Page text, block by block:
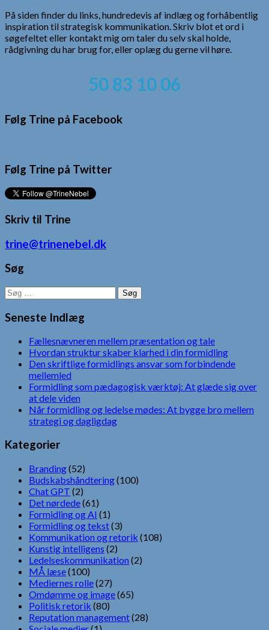
På siden finder du links, hundredevis af indlæg og forhåbentlig
inspiration til strategisk kommunikation. Skriv blot et ord i
søgefeltet eller kontakt mig om taler du selv skal holde,
rådgivning du har brug for, eller oplæg du gerne vil høre.
50 83 10 06
Følg Trine på Facebook
Følg Trine på Twitter
Skriv til Trine
trine@trinenebel.dk
Søg
Søg
efter:
Seneste Indlæg
Fællesnævneren mellem præsentation og tale
Hvordan struktur skaber klarhed i din formidling
Den skriftlige formidlings ansvar som forbindende
mellemled
Formidling som pædagogisk værktøj: At glæde sig over
at dele viden
Når formidling og ledelse mødes: At bygge bro mellem
strategi og dagligdag
Kategorier
Branding(52)
Budskabshåndtering(100)
Chat GPT (2)
Det nørdede(61)
Formidling og AI (1)
Formidling og tekst(3)
Kommunikation og retorik (108)
Kunstig intelligens (2)
Ledelseskommunikation (2)
MÅ læse(100)
Mediernes rolle(27)
Omdømme og image(65)
Politisk retorik (80)
Reputation management(28)